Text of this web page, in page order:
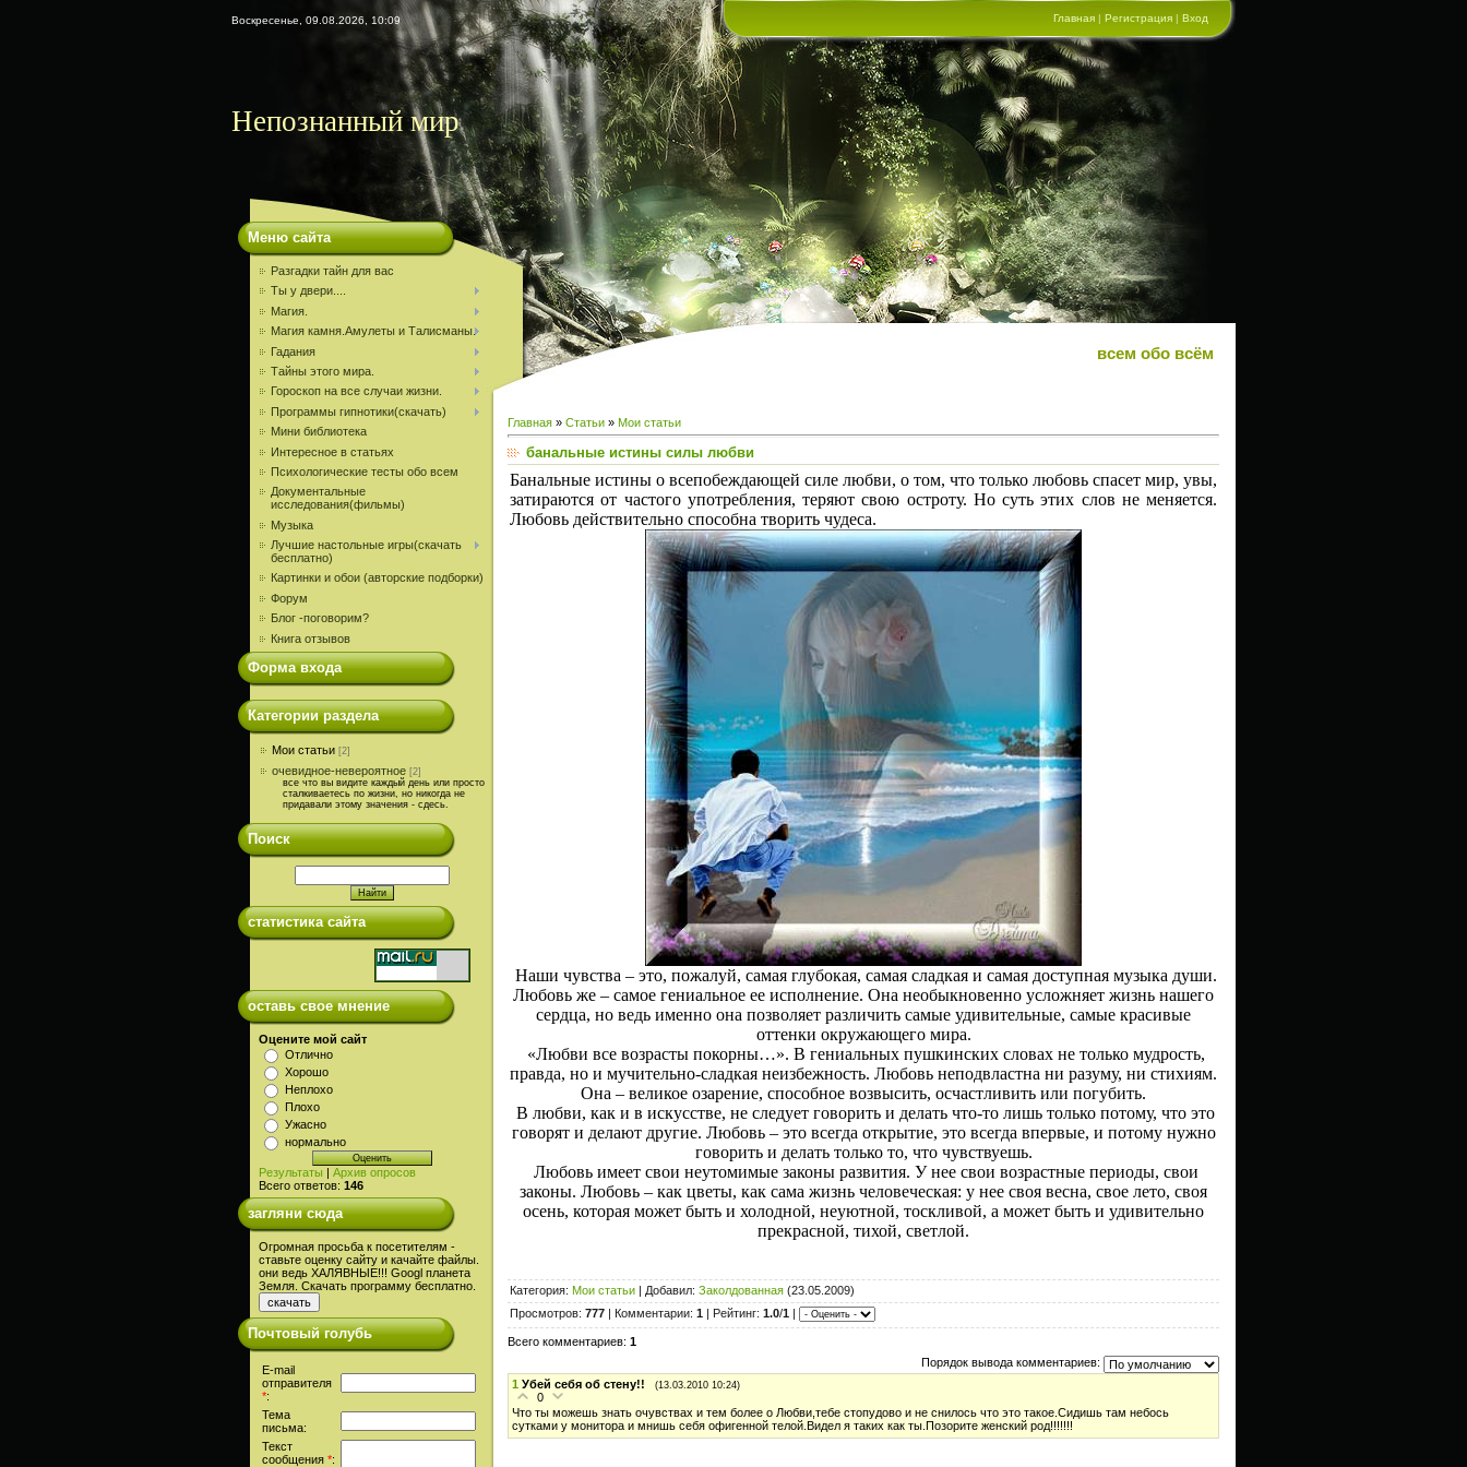
Воскресенье, 09.08.2026, 10:09 Главная | Регистрация | Вход
Непознанный мир
Меню сайта
Разгадки тайн для вас
Ты у двери....
Магия.
Магия камня.Амулеты и Талисманы.
Гадания
Тайны этого мира.
Гороскоп на все случаи жизни.
Программы гипнотики(скачать)
Мини библиотека
Интересное в статьях
Психологические тесты обо всем
Документальные
исследования(фильмы)
Музыка
Лучшие настольные игры(скачать
бесплатно)
Картинки и обои (авторские подборки)
Форум
Блог -поговорим?
Книга отзывов
Форма входа
Категории раздела
Мои статьи [2]
очевидное-невероятное [2]
все что вы видите каждый день или просто
сталкиваетесь по жизни, но никогда не
придавали этому значения - сдесь.
Поиск
статистика сайта
оставь свое мнение
Оцените мой сайт
Отлично
Хорошо
Неплохо
Плохо
Ужасно
нормально
Результаты | Архив опросов
Всего ответов: 146
загляни сюда
Огромная просьба к посетителям -
ставьте оценку сайту и качайте файлы.
они ведь ХАЛЯВНЫЕ!!! Googl планета
Земля. Скачать программу бесплатно.
Почтовый голубь
E-mail
отправителя
*:
Тема
письма:
Текст
сообщения *:
всем обо всём
Главная » Статьи » Мои статьи
банальные истины силы любви
Банальные истины о всепобеждающей силе любви, о том, что только любовь спасет мир, увы,
затираются от частого употребления, теряют свою остроту. Но суть этих слов не меняется.
Любовь действительно способна творить чудеса.
Наши чувства – это, пожалуй, самая глубокая, самая сладкая и самая доступная музыка души.
Любовь же – самое гениальное ее исполнение. Она необыкновенно усложняет жизнь нашего
сердца, но ведь именно она позволяет различить самые удивительные, самые красивые
оттенки окружающего мира.
«Любви все возрасты покорны…». В гениальных пушкинских словах не только мудрость,
правда, но и мучительно-сладкая неизбежность. Любовь неподвластна ни разуму, ни стихиям.
Она – великое озарение, способное возвысить, осчастливить или погубить.
В любви, как и в искусстве, не следует говорить и делать что-то лишь только потому, что это
говорят и делают другие. Любовь – это всегда открытие, это всегда впервые, и потому нужно
говорить и делать только то, что чувствуешь.
Любовь имеет свои неутомимые законы развития. У нее свои возрастные периоды, свои
законы. Любовь – как цветы, как сама жизнь человеческая: у нее своя весна, свое лето, своя
осень, которая может быть и холодной, неуютной, тоскливой, а может быть и удивительно
прекрасной, тихой, светлой.
Категория: Мои статьи | Добавил: Заколдованная (23.05.2009)
Просмотров: 777 | Комментарии: 1 | Рейтинг: 1.0/1 |
Всего комментариев: 1
Порядок вывода комментариев:
1 Убей себя об стену!! (13.03.2010 10:24)
0
Что ты можешь знать очувствах и тем более о Любви,тебе стопудово и не снилось что это такое.Сидишь там небось
сутками у монитора и мнишь себя офигенной телой.Видел я таких как ты.Позорите женский род!!!!!!!